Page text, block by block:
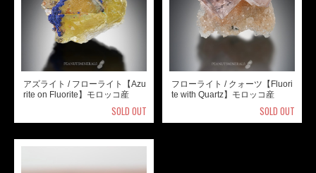
アズライト / フローライト【Azu
rite on Fluorite】モロッコ産
SOLD OUT
フローライト / クォーツ【Fluori
te with Quartz】モロッコ産
SOLD OUT